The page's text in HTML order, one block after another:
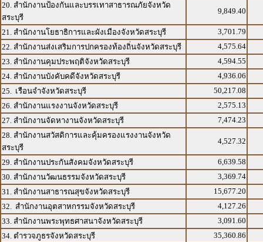
20. สำนักงานป้องกันและบรรเทาสาธารณภัยจังหวัด
สระบุรี
9,849.40
21. สำนักงานโยธาธิการและผังเมืองจังหวัดสระบุรี
3,701.79
22. สำนักงานส่งเสริมการปกครองท้องถิ่นจังหวัดสระบุรี
4,575.64
23. สำนักงานคุมประพฤติจังหวัดสระบุรี
4,594.55
24. สำนักงานบังคับคดีจังหวัดสระบุรี
4,936.06
25. เรือนจำจังหวัดสระบุรี
50,217.08
26. สำนักงานแรงงานจังหวัดสระบุรี
2,575.13
27. สำนักงานจัดหางานจังหวัดสระบุรี
7,474.23
28. สำนักงานสวัสดิการและคุ้มครองแรงงานจังหวัด
สระบุรี
4,527.32
29. สำนักงานประกันสังคมจังหวัดสระบุรี
6,639.58
30. สำนักงานวัฒนธรรมจังหวัดสระบุรี
3,369.74
31. สำนักงานสาธารณสุขจังหวัดสระบุรี
15,677.20
32. สำนักงานอุตสาหกรรมจังหวัดสระบุรี
4,127.26
33. สำนักงานพระพุทธศาสนาจังหวัดสระบุรี
3,091.60
34. ตำรวจภูธรจังหวัดสระบุรี
35,360.86